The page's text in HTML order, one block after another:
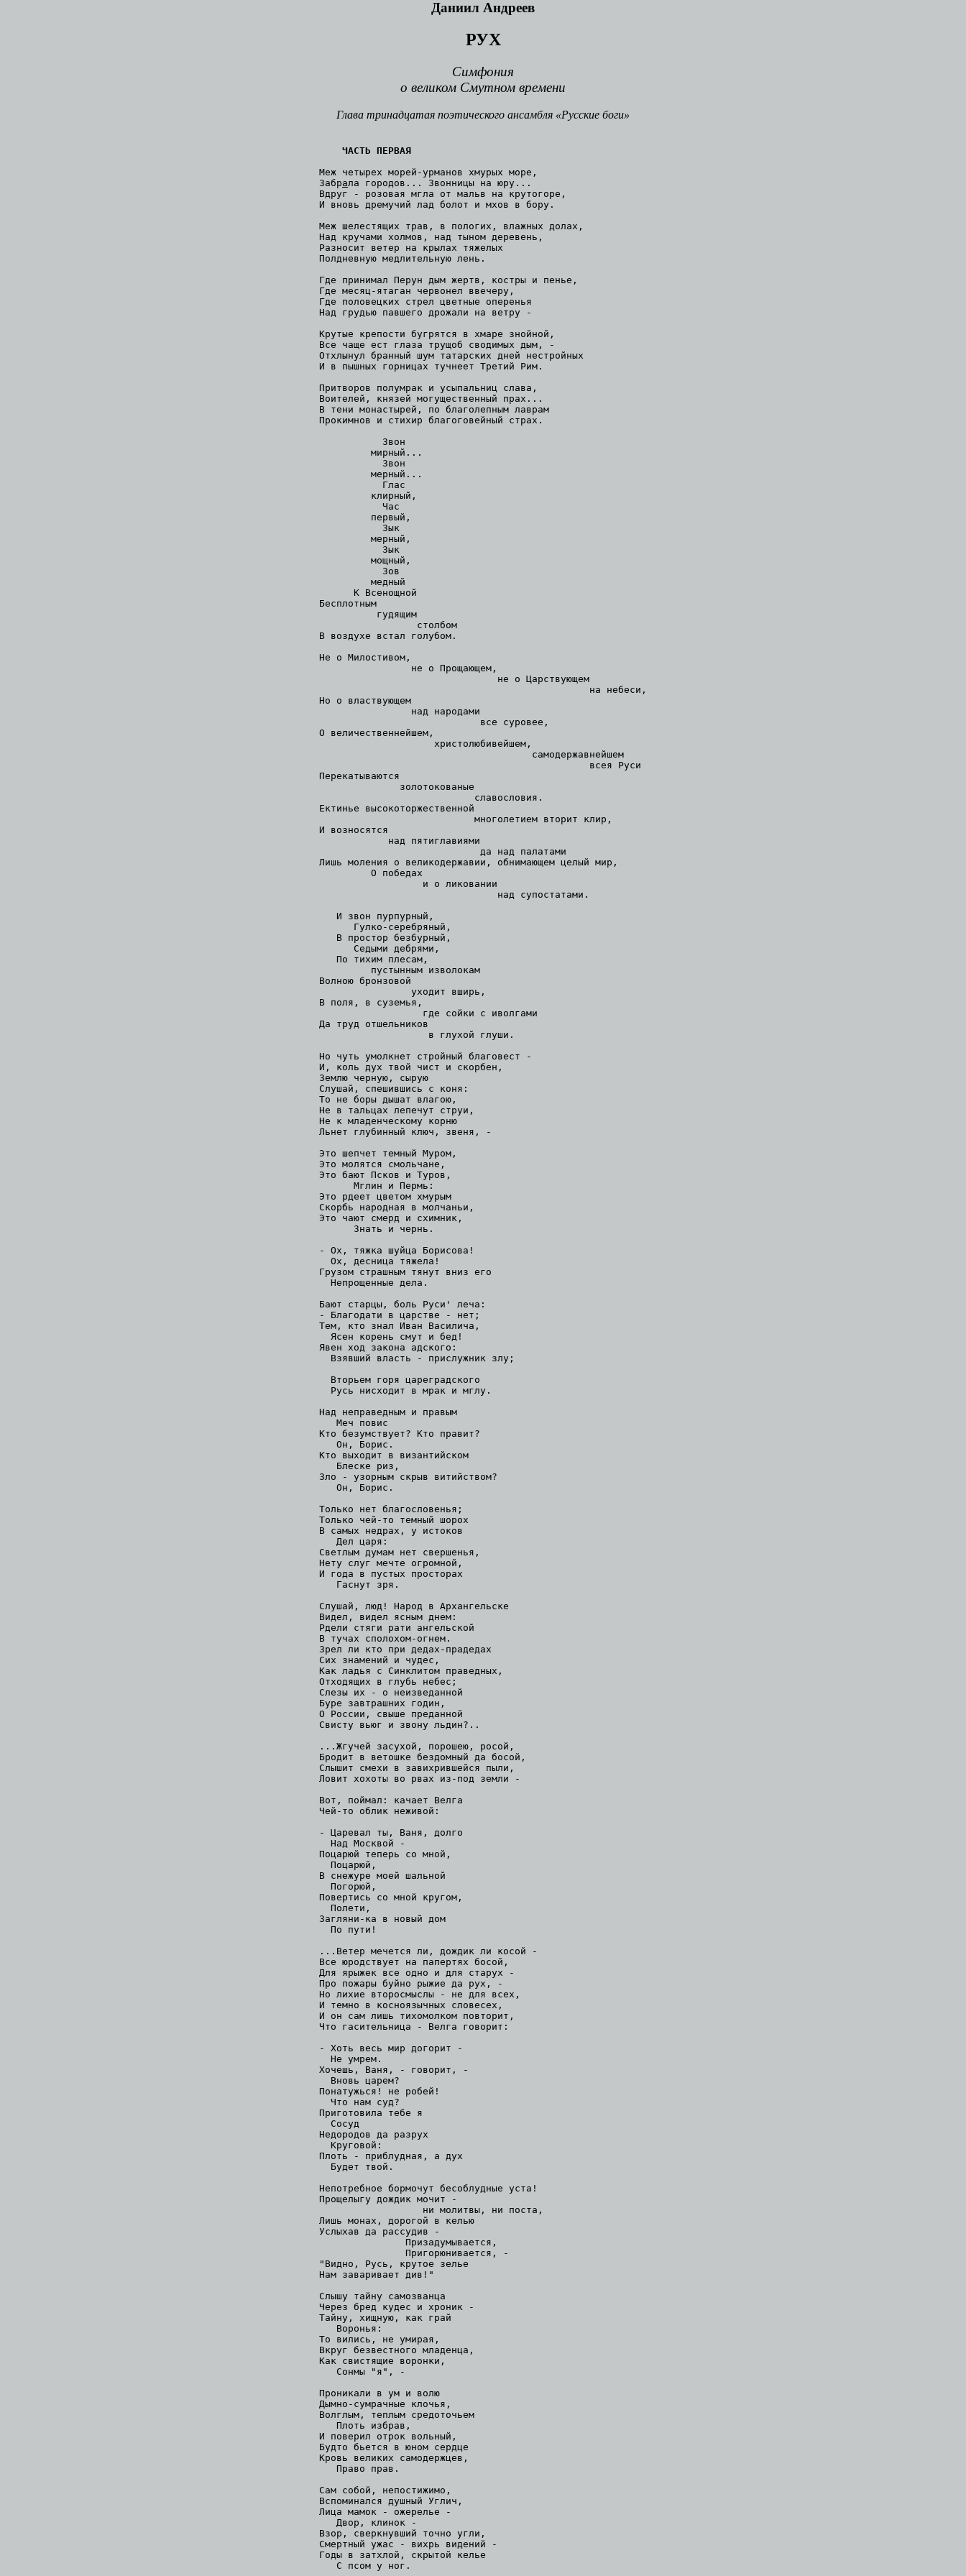
Даниил Андреев
РУХ
Симфония
о великом Смутном времени
Глава тринадцатая поэтического ансамбля «Русские боги»
ЧАСТЬ ПЕРВАЯ
Меж четырех морей-урманов хмурых море,
Забрала городов... Звонницы на юру...
Вдруг - розовая мгла от мальв на крутогоре,
И вновь дремучий лад болот и мхов в бору.
Меж шелестящих трав, в пологих, влажных долах,
Над кручами холмов, над тыном деревень,
Разносит ветер на крылах тяжелых
Полдневную медлительную лень.
Где принимал Перун дым жертв, костры и пенье,
Где месяц-ятаган червонел ввечеру,
Где половецких стрел цветные оперенья
Над грудью павшего дрожали на ветру -
Крутые крепости бугрятся в хмаре знойной,
Все чаще ест глаза трущоб сводимых дым, -
Отхлынул бранный шум татарских дней нестройных
И в пышных горницах тучнеет Третий Рим.
Притворов полумрак и усыпальниц слава,
Воителей, князей могущественный прах...
В тени монастырей, по благолепным лаврам
Прокимнов и стихир благоговейный страх.
           Звон
         мирный...
           Звон
         мерный...
           Глас
         клирный,
           Час
         первый,
           Зык
         мерный,
           Зык
         мощный,
           Зов
         медный
      К Всенощной
Бесплотным
          гудящим
                 столбом
В воздухе встал голубом.
Не о Милостивом,
                не о Прощающем,
                               не о Царствующем
                                               на небеси,
Но о властвующем
                над народами
                            все суровее,
О величественнейшем,
                    христолюбивейшем,
                                     самодержавнейшем
                                               всея Руси
Перекатываются
              золотокованые
                           славословия.
Ектинье высокоторжественной
                           многолетием вторит клир,
И возносятся
            над пятиглавиями
                            да над палатами
Лишь моления о великодержавии, обнимающем целый мир,
         О победах
                  и о ликовании
                               над супостатами.
   И звон пурпурный,
      Гулко-серебряный,
   В простор безбурный,
      Седыми дебрями,
   По тихим плесам,
         пустынным изволокам
Волною бронзовой
                уходит вширь,
В поля, в суземья,
                  где сойки с иволгами
Да труд отшельников
                   в глухой глуши.
Но чуть умолкнет стройный благовест -
И, коль дух твой чист и скорбен,
Землю черную, сырую
Слушай, спешившись с коня:
То не боры дышат влагою,
Не в тальцах лепечут струи,
Не к младенческому корню
Льнет глубинный ключ, звеня, -
Это шепчет темный Муром,
Это молятся смольчане,
Это бают Псков и Туров,
      Мглин и Пермь:
Это рдеет цветом хмурым
Скорбь народная в молчаньи,
Это чают смерд и схимник,
      Знать и чернь.
- Ох, тяжка шуйца Борисова!
  Ох, десница тяжела!
Грузом страшным тянут вниз его
  Непрощенные дела.
Бают старцы, боль Руси' леча:
- Благодати в царстве - нет;
Тем, кто знал Иван Василича,
  Ясен корень смут и бед!
Явен ход закона адского:
  Взявший власть - прислужник злу;
  Вторьем горя цареградского
  Русь нисходит в мрак и мглу.
Над неправедным и правым
   Меч повис
Кто безумствует? Кто правит?
   Он, Борис.
Кто выходит в византийском
   Блеске риз,
Зло - узорным скрыв витийством?
   Он, Борис.
Только нет благословенья;
Только чей-то темный шорох
В самых недрах, у истоков
   Дел царя:
Светлым думам нет свершенья,
Нету слуг мечте огромной,
И года в пустых просторах
   Гаснут зря.
Слушай, люд! Народ в Архангельске
Видел, видел ясным днем:
Рдели стяги рати ангельской
В тучах сполохом-огнем.
Зрел ли кто при дедах-прадедах
Сих знамений и чудес,
Как ладья с Синклитом праведных,
Отходящих в глубь небес;
Слезы их - о неизведанной
Буре завтрашних годин,
О России, свыше преданной
Свисту вьюг и звону льдин?..
...Жгучей засухой, порошею, росой,
Бродит в ветошке бездомный да босой,
Слышит смехи в завихрившейся пыли,
Ловит хохоты во рвах из-под земли -
Вот, поймал: качает Велга
Чей-то облик неживой:
- Царевал ты, Ваня, долго
  Над Москвой -
Поцарюй теперь со мной,
  Поцарюй,
В снежуре моей шальной
  Погорюй,
Повертись со мной кругом,
  Полети,
Загляни-ка в новый дом
  По пути!
...Ветер мечется ли, дождик ли косой -
Все юродствует на папертях босой,
Для ярыжек все одно и для старух -
Про пожары буйно рыжие да рух, -
Но лихие второсмыслы - не для всех,
И темно в косноязычных словесех,
И он сам лишь тихомолком повторит,
Что гасительница - Велга говорит:
- Хоть весь мир догорит -
  Не умрем.
Хочешь, Ваня, - говорит, -
  Вновь царем?
Понатужься! не робей!
  Что нам суд?
Приготовила тебе я
  Сосуд
Недородов да разрух
  Круговой:
Плоть - приблудная, а дух
  Будет твой.
Непотребное бормочут бесоблудные уста!
Прощелыгу дождик мочит -
                  ни молитвы, ни поста,
Лишь монах, дорогой в келью
Услыхав да рассудив -
               Призадумывается,
               Пригорюнивается, -
"Видно, Русь, крутое зелье
Нам заваривает див!"
Слышу тайну самозванца
Через бред кудес и хроник -
Тайну, хищную, как грай
   Воронья:
То вились, не умирая,
Вкруг безвестного младенца,
Как свистящие воронки,
   Сонмы "я", -
Проникали в ум и волю
Дымно-сумрачные клочья,
Волглым, теплым средоточьем
   Плоть избрав,
И поверил отрок вольный,
Будто бьется в юном сердце
Кровь великих самодержцев,
   Право прав.
Сам собой, непостижимо,
Вспоминался душный Углич,
Лица мамок - ожерелье -
   Двор, клинок -
Взор, сверкнувший точно угли,
Смертный ужас - вихрь видений -
Годы в затхлой, скрытой келье
   С псом у ног.